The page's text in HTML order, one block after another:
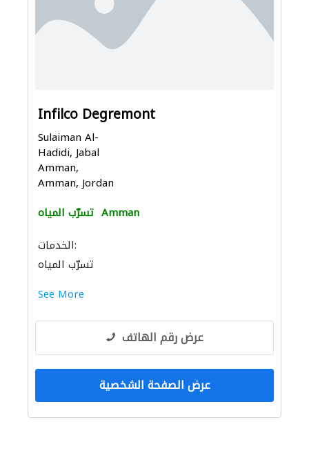
Infilco Degremont
Sulaiman Al-
Hadidi, Jabal
Amman,
Amman, Jordan
تسرّب المياه Amman
الخدمات:
تسرّب المياه
See More
عرض رقم الهاتف
عرض الصفحة الشخصية